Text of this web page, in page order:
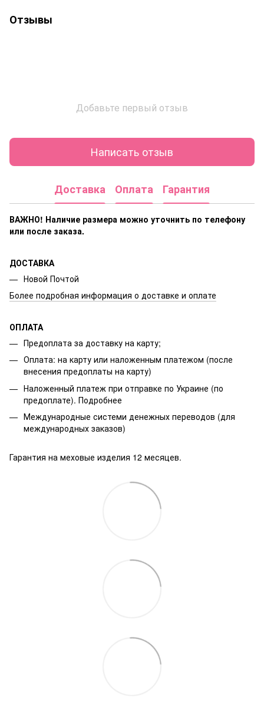
Отзывы
Добавьте первый отзыв
Написать отзыв
Доставка Оплата Гарантия
ВАЖНО! Наличие размера можно уточнить по телефону
или после заказа.
ДОСТАВКА
Новой Почтой
Более подробная информация о доставке и оплате
ОПЛАТА
Предоплата за доставку на карту;
Оплата: на карту или наложенным платежом (после
внесения предоплаты на карту)
Наложенный платеж при отправке по Украине (по
предоплате). Подробнее
Международные системи денежных переводов (для
международных заказов)
Гарантия на меховые изделия 12 месяцев.